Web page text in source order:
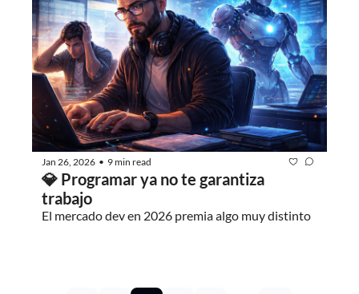
Jan 26, 2026 • 9 min read
💎 Programar ya no te garantiza
trabajo
El mercado dev en 2026 premia algo muy distinto